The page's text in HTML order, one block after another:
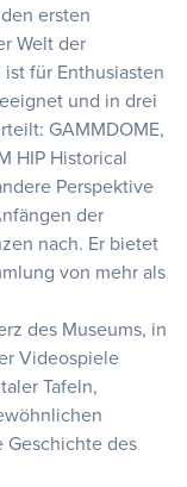
ersten
Welt der
für Enthusiasten
und in drei
GAMMDOME,
HIP Historical
Perspektive
der
nach. Er bietet
von mehr als
des Museums, in
Videospiele
Tafeln,
des